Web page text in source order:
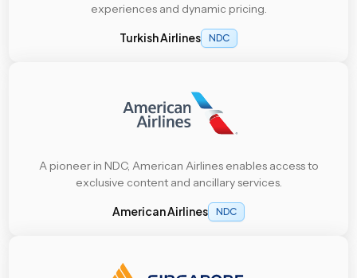
experiences and dynamic pricing.
Turkish Airlines NDC
A pioneer in NDC, American Airlines enables access to
exclusive content and ancillary services.
American Airlines NDC